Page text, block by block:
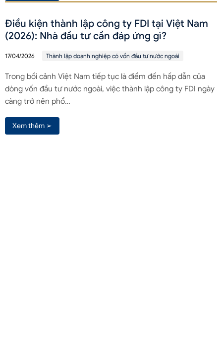
Điều kiện thành lập công ty FDI tại Việt Nam
(2026): Nhà đầu tư cần đáp ứng gì?
17/04/2026 Thành lập doanh nghiệp có vốn đầu tư nước ngoài
Trong bối cảnh Việt Nam tiếp tục là điểm đến hấp dẫn của
dòng vốn đầu tư nước ngoài, việc thành lập công ty FDI ngày
càng trở nên phổ…
Xem thêm ➢